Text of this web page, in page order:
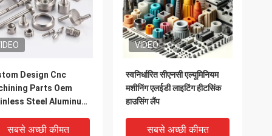
Design Cnc
Parts Oem
Steel Aluminum
Turned Part Cnc
सबसे अच्छी कीमत
VIDEO
स्वनिर्धारित सीएनसी एल्यूमिनियम
मशीनिंग एलईडी लाइटिंग हीटसिंक
हाउसिंग लैंप
सबसे अच्छी कीमत